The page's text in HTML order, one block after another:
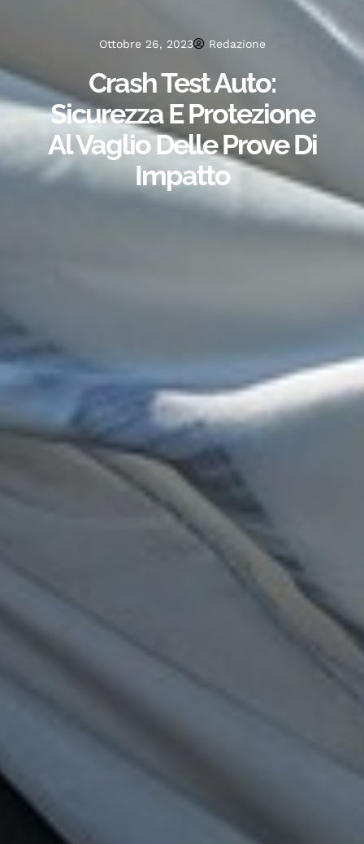
Ottobre 26, 2023 Redazione
Crash Test Auto:
Sicurezza E Protezione
Al Vaglio Delle Prove Di
Impatto